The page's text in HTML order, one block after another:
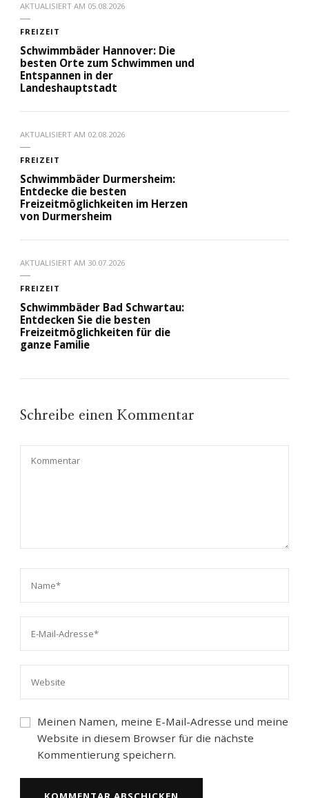
AKTUALISIERT AM 05.08.2026
FREIZEIT
Schwimmbäder Hannover: Die
besten Orte zum Schwimmen und
Entspannen in der
Landeshauptstadt
AKTUALISIERT AM 02.08.2026
FREIZEIT
Schwimmbäder Durmersheim:
Entdecke die besten
Freizeitmöglichkeiten im Herzen
von Durmersheim
AKTUALISIERT AM 30.07.2026
FREIZEIT
Schwimmbäder Bad Schwartau:
Entdecken Sie die besten
Freizeitmöglichkeiten für die
ganze Familie
Schreibe einen Kommentar
Meinen Namen, meine E-Mail-Adresse und meine
Website in diesem Browser für die nächste
Kommentierung speichern.